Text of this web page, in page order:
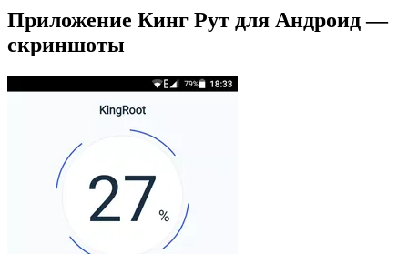
Приложение Кинг Рут для Андроид —
скриншоты